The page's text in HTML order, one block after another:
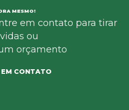
MESMO!
em contato para tirar
ou
orçamento
EM CONTATO